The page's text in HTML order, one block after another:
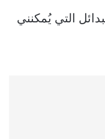
التي يُمكنني